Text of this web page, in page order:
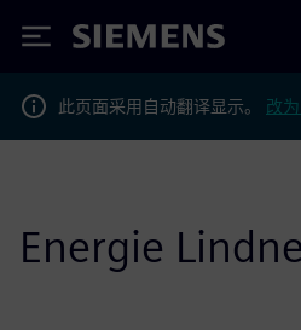
Siemens
此页面采用自动翻译显示。 改
Energie